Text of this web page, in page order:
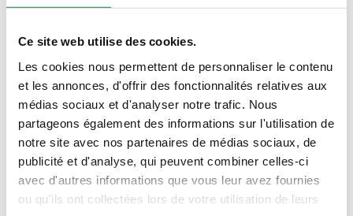
Ce site web utilise des cookies.
Les cookies nous permettent de personnaliser le contenu
et les annonces, d'offrir des fonctionnalités relatives aux
médias sociaux et d'analyser notre trafic. Nous
partageons également des informations sur l'utilisation de
notre site avec nos partenaires de médias sociaux, de
publicité et d'analyse, qui peuvent combiner celles-ci
avec d'autres informations que vous leur avez fournies
ou qu'ils ont collectées lors de votre utilisation de leurs
Vendredi 7 août 06h00 - 21h00
Samedi 8 août 08h00 - 18h00
Dimanche 9 août 08h00 - 18h00
Lundi 10 août 06h00 - 21h00